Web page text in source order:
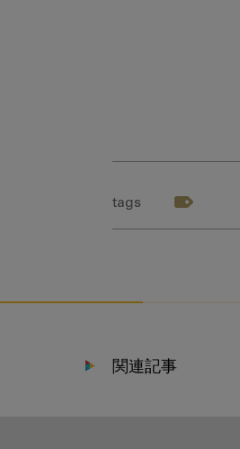
tags
関連記事